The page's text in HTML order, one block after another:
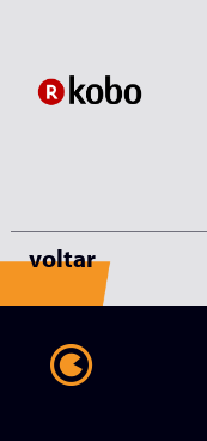
voltar